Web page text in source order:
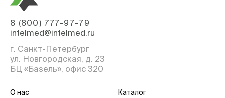
8 (800) 777-97-79
intelmed@intelmed.ru
г. Санкт-Петербург
ул. Новгородская, д. 23
БЦ «Базель», офис 320
О нас
Каталог